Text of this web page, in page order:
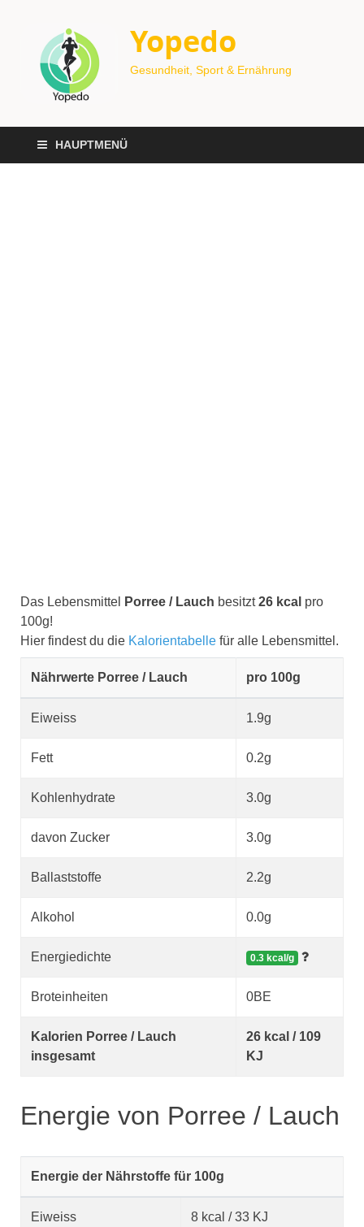
Yopedo
Gesundheit, Sport & Ernährung
HAUPTMENÜ
Das Lebensmittel Porree / Lauch besitzt26 kcal pro
100g!
Hier findest du die Kalorientabelle für alle Lebensmittel.
Nährwerte Porree / Lauch pro 100g
Eiweiss 1.9g
Fett 0.2g
Kohlenhydrate 3.0g
davon Zucker 3.0g
Ballaststoffe 2.2g
Alkohol 0.0g
Energiedichte 0.3 kcal/g
Broteinheiten 0BE
Kalorien Porree / Lauch
insgesamt
26 kcal / 109
KJ
Energie von Porree / Lauch
Energie der Nährstoffe für 100g
Eiweiss 8 kcal / 33 KJ